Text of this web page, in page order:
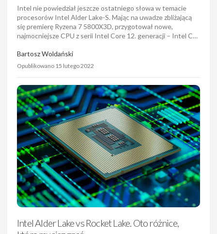
Opublikowano 15 lutego 2022
Intel Alder Lake vs Rocket Lake. Oto różnice,
które musisz znać
Minęło już kilka miesięcy od premiery pierwszych procesorów
Intel Alder Lake-S. Jednak dopiero w styczniu 2022 roku do
pierwsze laptopy. Pora więc jeszcze raz, na chłodno, przyjrz…